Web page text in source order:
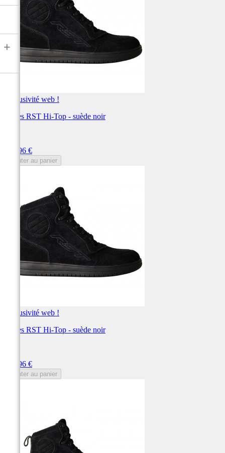
+
Exclusivité web !
Bottes RST Hi-Top - suède noir
119,96 €
Ajouter au panier
Exclusivité web !
Bottes RST Hi-Top - suède noir
119,96 €
Ajouter au panier